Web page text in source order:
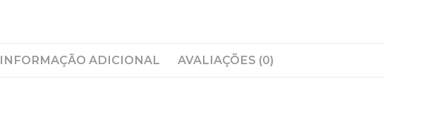
INFORMAÇÃO ADICIONAL AVALIAÇÕES (0)